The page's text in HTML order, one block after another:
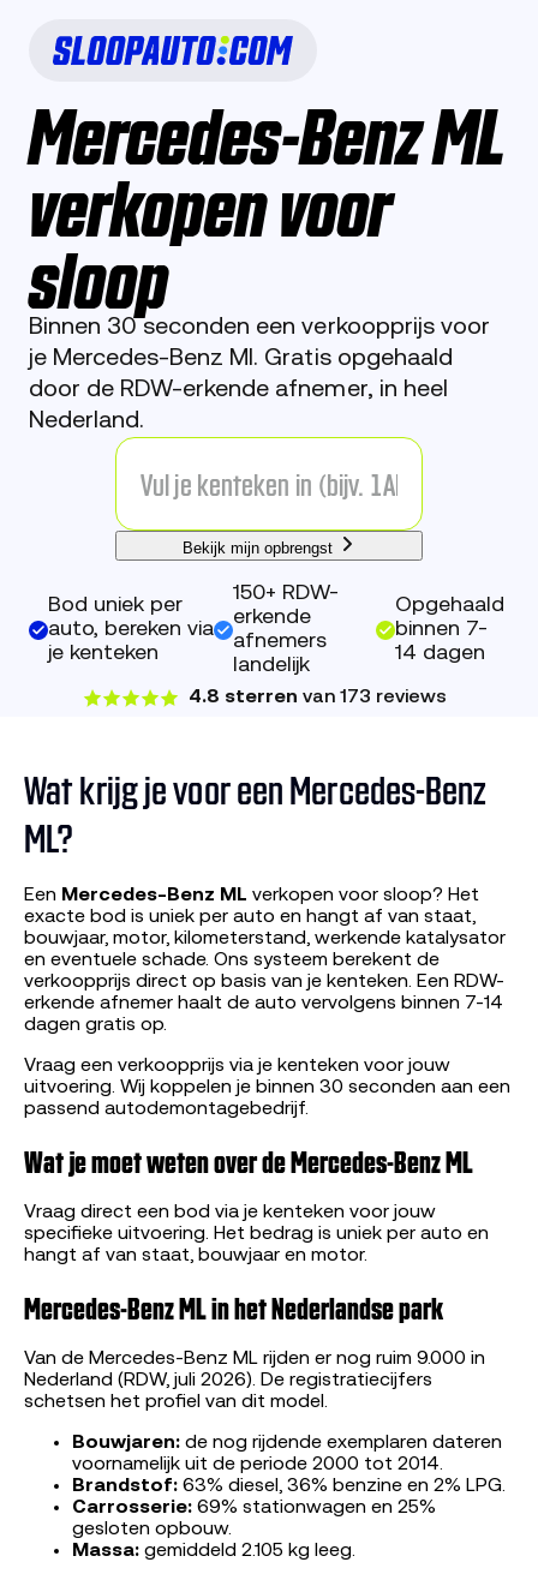
Mercedes-Benz ML
verkopen voor
sloop
Binnen 30 seconden een verkoopprijs voor
je Mercedes-Benz Ml. Gratis opgehaald
door de RDW-erkende afnemer, in heel
Nederland.
Bekijk mijn opbrengst
Bod uniek per
auto, bereken via
je kenteken
150+ RDW-
erkende
afnemers
landelijk
Opgehaald
binnen 7-
14 dagen
4.8 sterren van 173 reviews
Wat krijg je voor een Mercedes-Benz
ML?
Een Mercedes-Benz ML verkopen voor sloop? Het
exacte bod is uniek per auto en hangt af van staat,
bouwjaar, motor, kilometerstand, werkende katalysator
en eventuele schade. Ons systeem berekent de
verkoopprijs direct op basis van je kenteken. Een RDW-
erkende afnemer haalt de auto vervolgens binnen 7-14
dagen gratis op.
Vraag een verkoopprijs via je kenteken voor jouw
uitvoering. Wij koppelen je binnen 30 seconden aan een
passend autodemontagebedrijf.
Wat je moet weten over de Mercedes-Benz ML
Vraag direct een bod via je kenteken voor jouw
specifieke uitvoering. Het bedrag is uniek per auto en
hangt af van staat, bouwjaar en motor.
Mercedes-Benz ML in het Nederlandse park
Van de Mercedes-Benz ML rijden er nog ruim 9.000 in
Nederland (RDW, juli 2026). De registratiecijfers
schetsen het profiel van dit model.
Bouwjaren: de nog rijdende exemplaren dateren
voornamelijk uit de periode 2000 tot 2014.
Brandstof: 63% diesel, 36% benzine en 2% LPG.
Carrosserie: 69% stationwagen en 25%
gesloten opbouw.
Massa: gemiddeld 2.105 kg leeg.